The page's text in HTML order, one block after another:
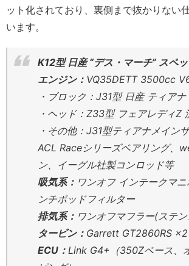
ット化されており、裏側まで抜かりない
います。
K12型 日産 “デス・マーチ” スペ
エンジン： VQ35DETT 3500cc
・ブロック：J31型 日産 ティアナ
・ヘッド：Z33型 フェアレディZ
・その他：J31型ティアナメイン
ACL Raceシリーズベアリング、
ン、イーグル社製コンロッド等
吸気系： ワンオフ インテークマ
ンチポッドフィルター
排気系： ワンオフマフラー(ステ
タービン： Garrett GT2860RS ×2
ECU： Link G4+（350Zベース、